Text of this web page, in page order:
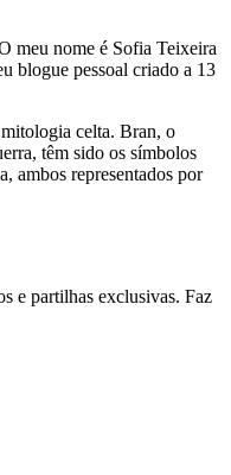
meu nome é Sofia Teixeira
blogue pessoal criado a 13
celta. Bran, o
têm sido os símbolos
ambos representados por
e partilhas exclusivas. Faz